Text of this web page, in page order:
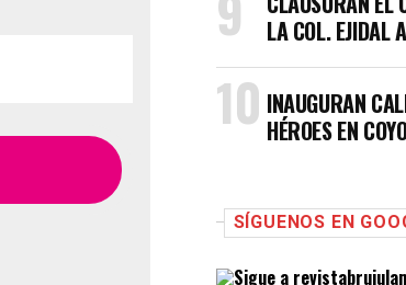
LA COL. EJIDAL
INAUGURAN
HÉROES EN
SÍGUENOS EN